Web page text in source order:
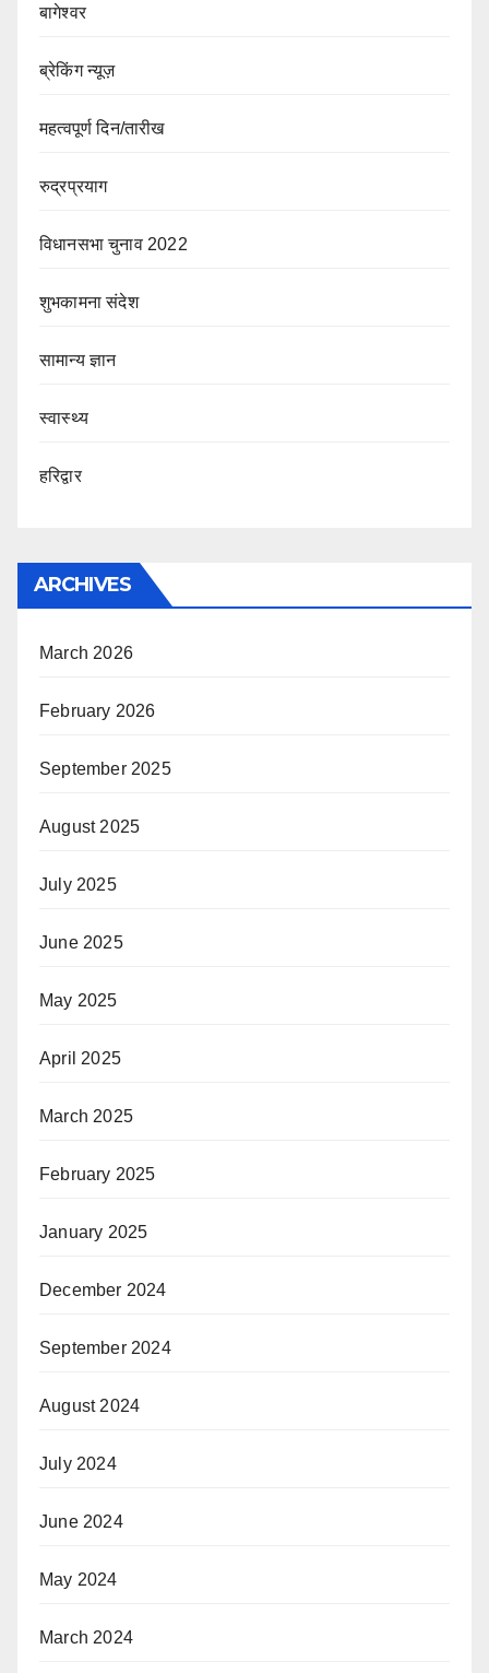
बागेश्वर
ब्रेकिंग न्यूज़
महत्वपूर्ण दिन/तारीख
रुद्रप्रयाग
विधानसभा चुनाव 2022
शुभकामना संदेश
सामान्य ज्ञान
स्वास्थ्य
हरिद्वार
ARCHIVES
March 2026
February 2026
September 2025
August 2025
July 2025
June 2025
May 2025
April 2025
March 2025
February 2025
January 2025
December 2024
September 2024
August 2024
July 2024
June 2024
May 2024
March 2024